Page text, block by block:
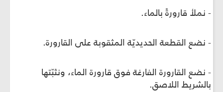
- نملأ قارورةً بالماء.
- نضع القطعة الحديديّة المثقوبة على القارورة.
- نضع القارورة الفارغة فوق قارورة الماء، ونثبّتها
بالشريط اللاصق.